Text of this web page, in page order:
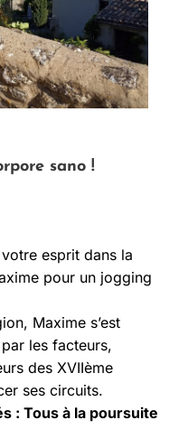
sano !
esprit dans la
pour un jogging
Maxime s’est
les facteurs,
des XVIIème
ses circuits.
: Tous à la poursuite